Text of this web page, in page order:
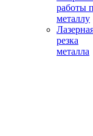
работы
металлу
резка
металла